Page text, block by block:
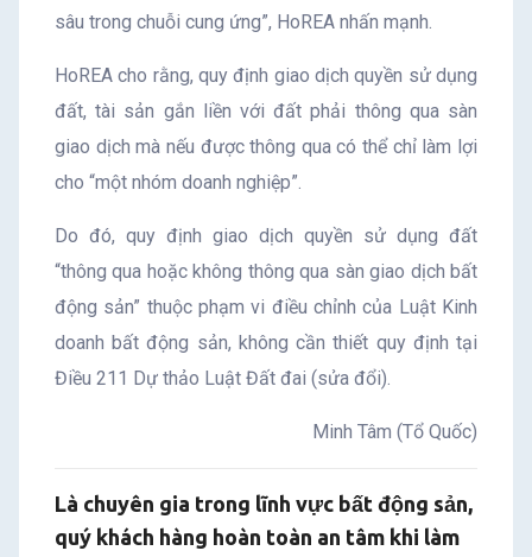
sâu trong chuỗi cung ứng”, HoREA nhấn mạnh.
HoREA cho rằng, quy định giao dịch quyền sử dụng
đất, tài sản gắn liền với đất phải thông qua sàn
giao dịch mà nếu được thông qua có thể chỉ làm lợi
cho “một nhóm doanh nghiệp”.
Do đó, quy định giao dịch quyền sử dụng đất
“thông qua hoặc không thông qua sàn giao dịch bất
động sản” thuộc phạm vi điều chỉnh của Luật Kinh
doanh bất động sản, không cần thiết quy định tại
Điều 211 Dự thảo Luật Đất đai (sửa đổi).
Minh Tâm (Tổ Quốc)
Là chuyên gia trong lĩnh vực bất động sản,
quý khách hàng hoàn toàn an tâm khi làm